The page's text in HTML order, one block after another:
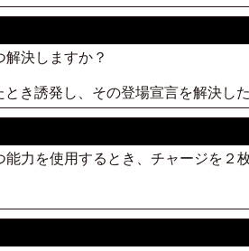
決しますか？
き誘発し、その登場宣言を解決し
力を使用するとき、チャージを２